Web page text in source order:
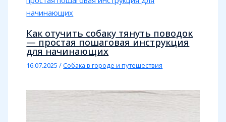
Как отучить собаку тянуть поводок
— простая пошаговая инструкция
для начинающих
16.07.2025/Собака в городе и путешествия